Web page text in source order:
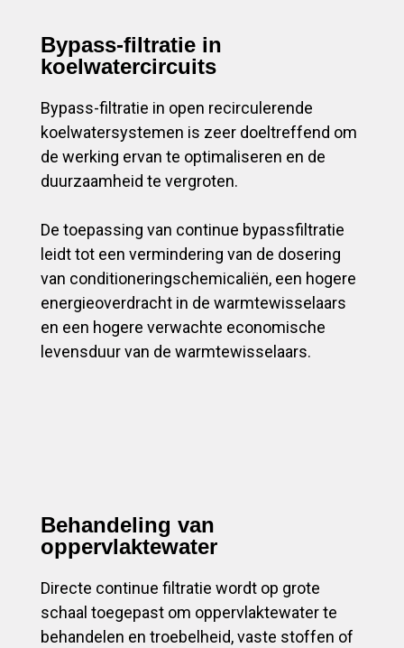
Bypass-filtratie in
koelwatercircuits
Bypass-filtratie in open recirculerende
koelwatersystemen is zeer doeltreffend om
de werking ervan te optimaliseren en de
duurzaamheid te vergroten.
De toepassing van continue bypassfiltratie
leidt tot een vermindering van de dosering
van conditioneringschemicaliën, een hogere
energieoverdracht in de warmtewisselaars
en een hogere verwachte economische
levensduur van de warmtewisselaars.
Behandeling van
oppervlaktewater
Directe continue filtratie wordt op grote
schaal toegepast om oppervlaktewater te
behandelen en troebelheid, vaste stoffen of